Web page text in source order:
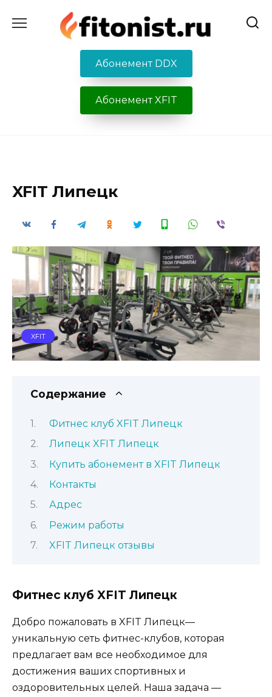
содержанию
Абонемент DDX
Абонемент XFIT
XFIT Липецк
XFIT
Содержание
Фитнес клуб XFIT Липецк
Липецк XFIT Липецк
Купить абонемент в XFIT Липецк
Контакты
Адрес
Режим работы
XFIT Липецк отзывы
Фитнес клуб XFIT Липецк
Добро пожаловать в XFIT Липецк—
уникальную сеть фитнес-клубов, которая
предлагает вам все необходимое для
достижения ваших спортивных и
оздоровительных целей. Наша задача —